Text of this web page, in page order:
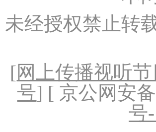
未经授权禁止转
[网上传播视听
号] [ 京公网安
号